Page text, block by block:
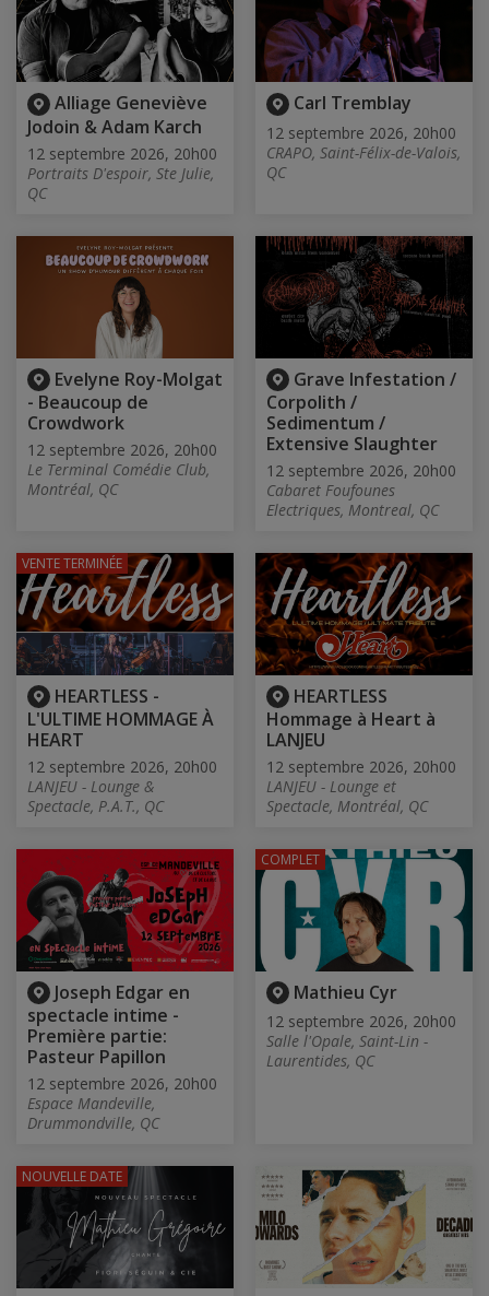
Alliage Geneviève
Jodoin & Adam Karch
12 septembre 2026, 20h00
Portraits D'espoir, Ste Julie,
QC
Carl Tremblay
12 septembre 2026, 20h00
CRAPO, Saint-Félix-de-Valois,
QC
Evelyne Roy-Molgat
- Beaucoup de
Crowdwork
12 septembre 2026, 20h00
Le Terminal Comédie Club,
Montréal, QC
Grave Infestation /
Corpolith /
Sedimentum /
Extensive Slaughter
12 septembre 2026, 20h00
Cabaret Foufounes
Electriques, Montreal, QC
HEARTLESS -
L'ULTIME HOMMAGE À
HEART
12 septembre 2026, 20h00
LANJEU - Lounge &
Spectacle, P.A.T., QC
VENTE TERMINÉE
HEARTLESS
Hommage à Heart à
LANJEU
12 septembre 2026, 20h00
LANJEU - Lounge et
Spectacle, Montréal, QC
Joseph Edgar en
spectacle intime -
Première partie:
Pasteur Papillon
12 septembre 2026, 20h00
Espace Mandeville,
Drummondville, QC
Mathieu Cyr
12 septembre 2026, 20h00
Salle l'Opale, Saint-Lin -
Laurentides, QC
COMPLET
NOUVELLE DATE